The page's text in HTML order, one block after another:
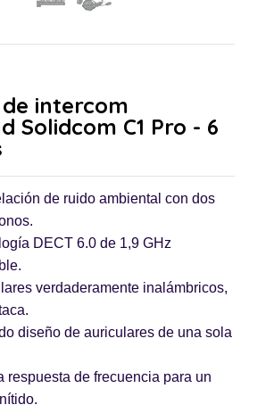
intercom
Solidcom C1 Pro - 6
de ruido ambiental con dos
DECT 6.0 de 1,9 GHz
verdaderamente inalámbricos,
diseño de auriculares de una sola
respuesta de frecuencia para un